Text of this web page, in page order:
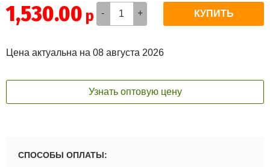
1,530.00 - +
Цена актуальна на 08 августа 2026
Узнать оптовую цену
СПОСОБЫ ОПЛАТЫ: